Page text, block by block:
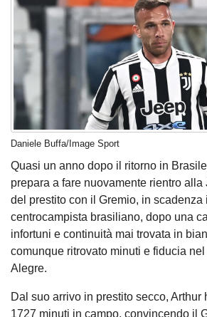
Daniele Buffa/Image Sport
Quasi un anno dopo il ritorno in
prepara a fare nuovamente rientro
del prestito con il Gremio, in scadenza
centrocampista brasiliano, dopo una
infortuni e continuità mai trovata in
comunque ritrovato minuti e fiducia
Alegre.
Dal suo arrivo in prestito secco, Arthur
1727 minuti in campo, convincendo il